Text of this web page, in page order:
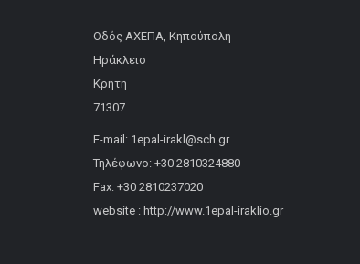
Οδός ΑΧΕΠΑ, Κηπούπολη
Ηράκλειο
Κρήτη
71307
E-mail: 1epal-irakl@sch.gr
Τηλέφωνο: +30 2810324880
Fax: +30 2810237020
website : http://www.1epal-iraklio.gr